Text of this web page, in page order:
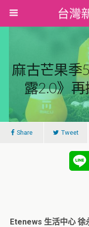
台灣
麻古芒果
露2.0》
Share Tweet
Etenews 生活中心 徐